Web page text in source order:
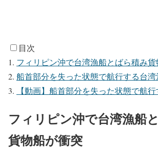
目次
フィリピン沖で台湾漁船とばら積み
船首部分を失った状態で航行する台湾
【動画】船首部分を失った状態で航
フィリピン沖で台湾漁船
貨物船が衝突